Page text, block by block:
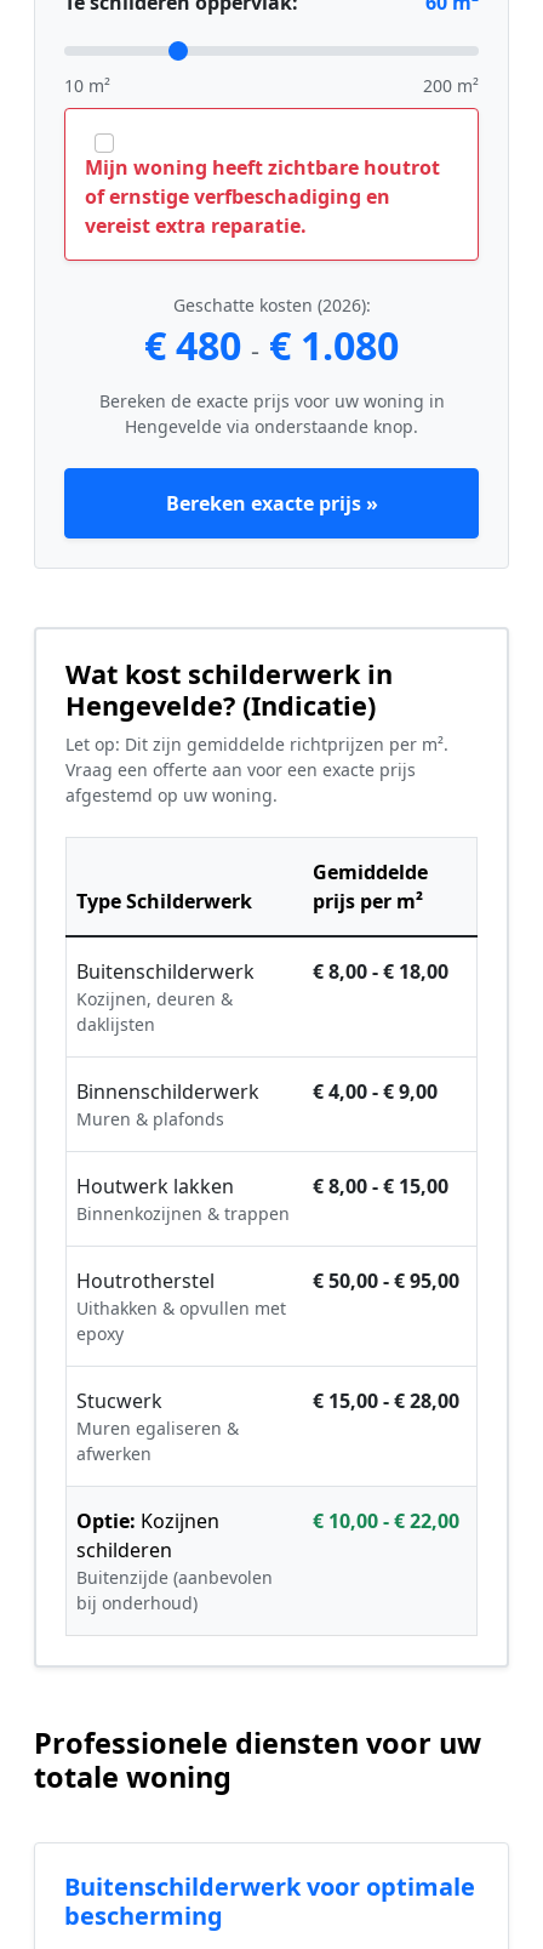
10 m² 200 m²
Mijn woning heeft zichtbare houtrot
of ernstige verfbeschadiging en
vereist extra reparatie.
Geschatte kosten (2026):
€ 480 - € 1.080
Bereken de exacte prijs voor uw woning in
Hengevelde via onderstaande knop.
Bereken exacte prijs »
Wat kost schilderwerk in
Hengevelde? (Indicatie)
Let op: Dit zijn gemiddelde richtprijzen per m².
Vraag een offerte aan voor een exacte prijs
afgestemd op uw woning.
Type Schilderwerk
Gemiddelde
prijs per m²
Buitenschilderwerk
Kozijnen, deuren &
daklijsten
€ 8,00 - € 18,00
Binnenschilderwerk
Muren & plafonds
€ 4,00 - € 9,00
Houtwerk lakken
Binnenkozijnen & trappen
€ 8,00 - € 15,00
Houtrotherstel
Uithakken & opvullen met
epoxy
€ 50,00 - € 95,00
Stucwerk
Muren egaliseren &
afwerken
€ 15,00 - € 28,00
Optie: Kozijnen
schilderen
Buitenzijde (aanbevolen
bij onderhoud)
€ 10,00 - € 22,00
Professionele diensten voor uw
totale woning
Buitenschilderwerk voor optimale
bescherming